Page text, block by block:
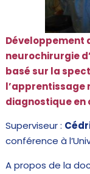
Développement
neurochirurgie
basé sur la
l’apprentissage
diagnostique en
Superviseur :
conférence à
A propos de la